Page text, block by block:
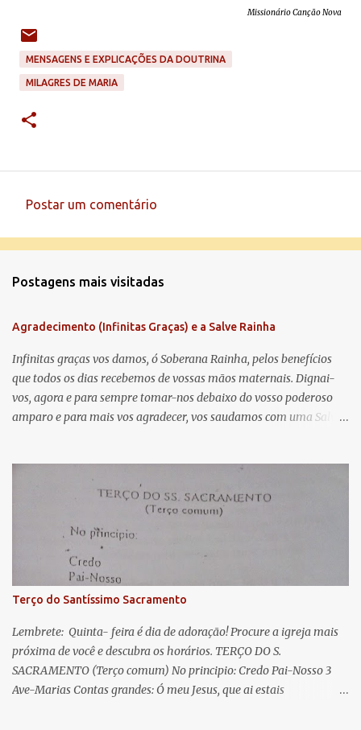
Missionário Canção Nova
MENSAGENS E EXPLICAÇÕES DA DOUTRINA
MILAGRES DE MARIA
e
t
á
r
i
o
Postar um comentário
Postagens mais visitadas
Agradecimento (Infinitas Graças) e a Salve Rainha
Infinitas graças vos damos, ó Soberana Rainha, pelos benefícios
que todos os dias recebemos de vossas mãos maternais. Dignai-
vos, agora e para sempre tomar-nos debaixo do vosso poderoso
amparo e para mais vos agradecer, vos saudamos com uma Salve
lágrimas. Eia, pois, Advogada nossa, estes vossos olhos
misericordiosos a nós volvei, e depois deste desterro, mostrai-nos
Jesus. Bendito é o fruto do vosso ventre, ó clemente, ó piedosa, ó
doce e sempre Virgem Maria. Rogai por nós Santa Mãe de Deus.
Para que sejamos dignos das promessas de Cristo. Amém.
Terço do Santíssimo Sacramento
Lembrete: Quinta- feira é dia de adoração! Procure a igreja mais
próxima de você e descubra os horários. TERÇO DO S.
SACRAMENTO (Terço comum) No principio: Credo Pai-Nosso 3
Ave-Marias Contas grandes: Ó meu Jesus, que ai estais